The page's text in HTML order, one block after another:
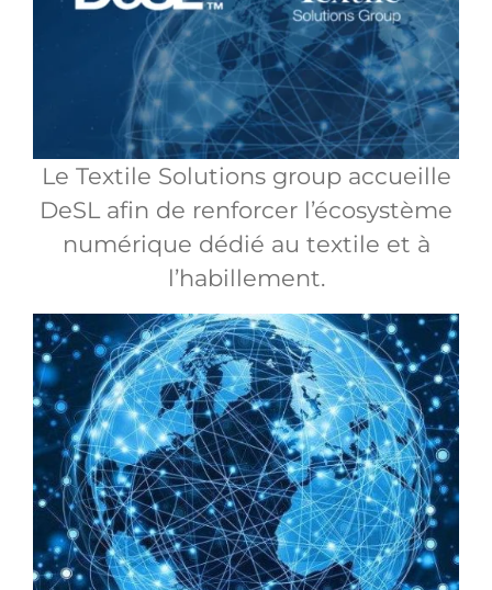
Le Textile Solutions group accueille
DeSL afin de renforcer l’écosystème
numérique dédié au textile et à
l’habillement.